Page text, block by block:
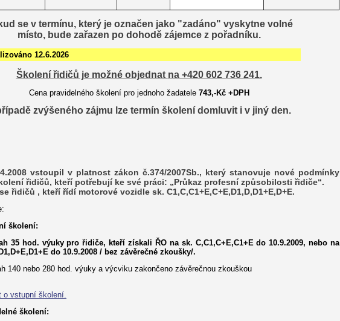
se v termínu, který je označen jako "zadáno" vyskytne volné
místo, bude zařazen po dohodě zájemce z pořadníku.
12.6.2026
Školení řidičů je možné objednat na +420 602 736 241.
Cena pravidelného školení pro jednoho žadatele 743,-Kč +DPH
zvýšeného zájmu lze termín školení domluvit i v jiný den.
vstoupil v platnost zákon č.374/2007Sb., který stanovuje nové podmínky
řidičů, kteří potřebují ke své práci: „Průkaz profesní způsobilosti řidiče“.
řidičů , kteří řídí motorové vozidle sk. C1,C,C1+E,C+E,D1,D,D1+E,D+E.
školení:
35 hod. výuky pro řidiče, kteří získali ŘO na sk. C,C1,C+E,C1+E do 10.9.2009, nebo na
do 10.9.2008 / bez závěrečné zkoušky/.
140 nebo 280 hod. výuky a výcviku zakončeno závěrečnou zkouškou
o vstupní školení.
školení: